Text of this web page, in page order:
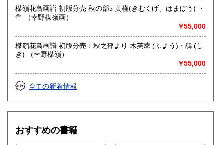
総記、歴史、社会科学、美術工芸、国語国文、古典籍、趣
味、古書一般（その他）
浮世絵、木版画、古典籍、一般書籍
楳嶺花鳥画譜 初版分売 秋の部5 黄槿(きむくげ、はまぼう) ・
隼 （幸野楳嶺画）
￥55,000
楳嶺花鳥画譜 初版分売：秋之部より 木芙蓉 (ふよう)・鷸 (し
ぎ) （幸野楳嶺）
￥55,000
全ての新着情報
おすすめの書籍